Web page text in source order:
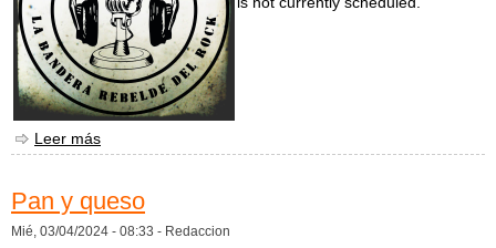
Leer más
Pan y queso
Mié, 03/04/2024 - 08:33 - Redaccion